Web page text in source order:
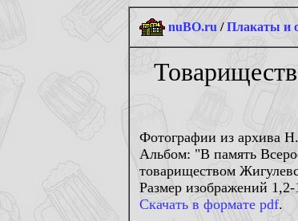
nuBO.ru /Плакаты и
Фотографии из архива
Альбом: "В память
товариществом
Размер изображений
Скачать в формате pdf.